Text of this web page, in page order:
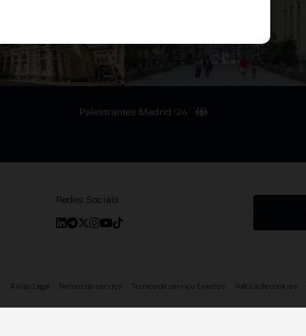
Palestrantes Madrid '26
Redes Sociais
Aviso Legal Termos de serviço Termos de serviço Eventos Política de cookies